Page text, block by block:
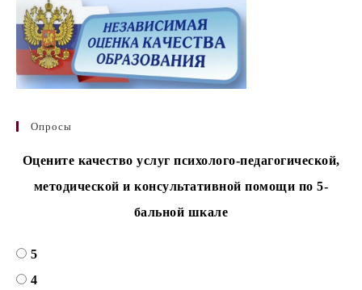
Опросы
Оцените качество услуг психолого-педагогической,
методической и консультативной помощи по 5-
бальной шкале
5
4